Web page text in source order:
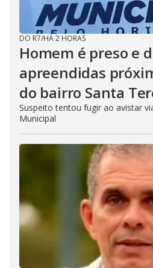
DO R7/HÁ 2 HORAS
Homem é preso e
apreendidas
do bairro Santa
Suspeito tentou fugir ao avistar
Municipal